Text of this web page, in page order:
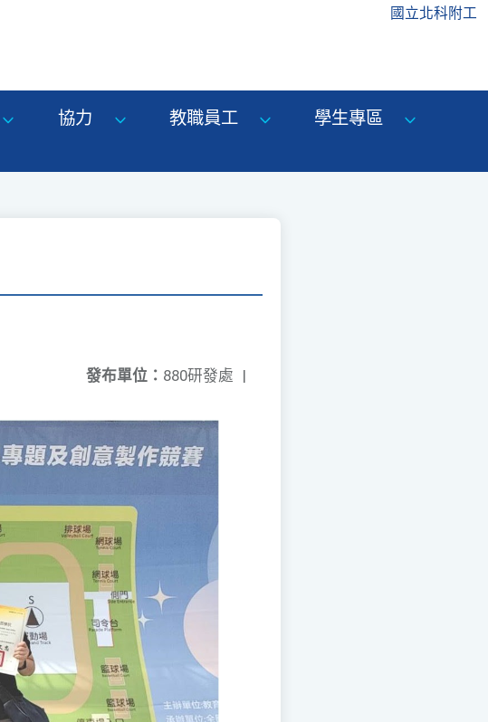
國立北科附工
協力 教職員工
學生專區
發布單位： 880研發處 |